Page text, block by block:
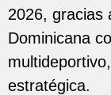
2026, gracias
Dominicana
estratégica.